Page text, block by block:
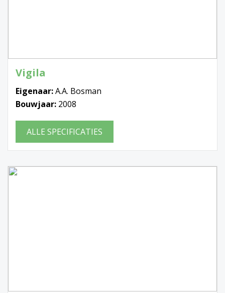
Vigila
Eigenaar:A.A. Bosman
Bouwjaar: 2008
ALLE SPECIFICATIES